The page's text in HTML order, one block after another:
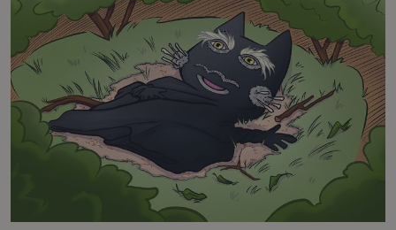
Schützer har tidigare skrivit
bästsäljande feelgood och
pusseldeckare för vuxna. Boken är
genomillustrerad i färg av Maria
Löfgren.